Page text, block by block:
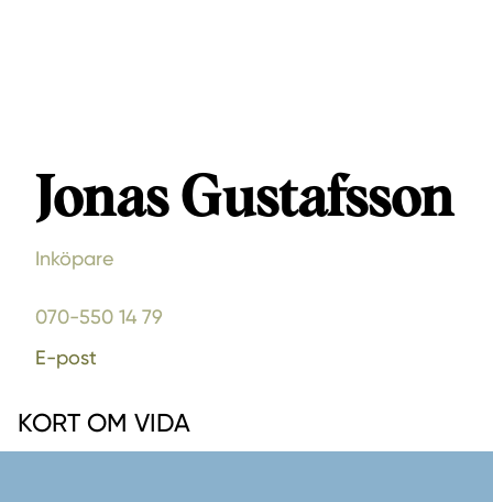
Jonas Gustafsson
Inköpare
070-550 14 79
E-post
KORT OM VIDA